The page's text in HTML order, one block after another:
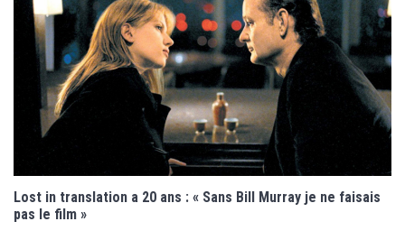
Lost in translation a 20 ans : « Sans Bill Murray je ne faisais
pas le film »